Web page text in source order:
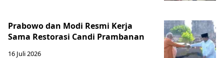
Prabowo dan Modi Resmi Kerja
Sama Restorasi Candi Prambanan
16 Juli 2026